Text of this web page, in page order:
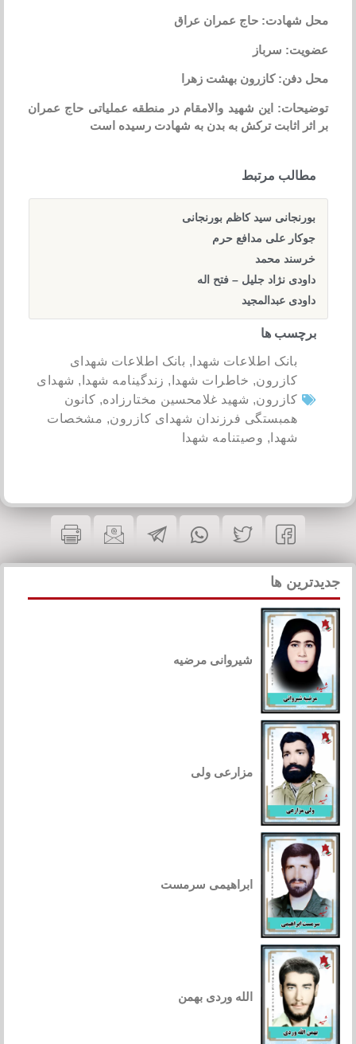
محل شهادت: حاج عمران عراق
عضویت: سرباز
محل دفن: کازرون بهشت زهرا
توضیحات: این شهید والامقام در منطقه عملیاتی حاج عمران
بر اثر اثابت ترکش به بدن به شهادت رسیده است
مطالب مرتبط
بورنجانی سید کاظم بورنجانی
جوکار علی مدافع حرم
خرسند محمد
داودی نژاد جلیل – فتح اله
داودی عبدالمجید
برچسب ها
بانک اطلاعات شهدا , بانک اطلاعات شهدای
کازرون, خاطرات شهدا , زندگینامه شهدا , شهدای
کازرون, شهید غلامحسین مختارزاده, کانون
همبستگی فرزندان شهدای کازرون, مشخصات
شهدا , وصیتنامه شهدا
جدیدترین ها
شیروانی مرضیه
مزارعی ولی
ابراهیمی سرمست
الله وردی بهمن